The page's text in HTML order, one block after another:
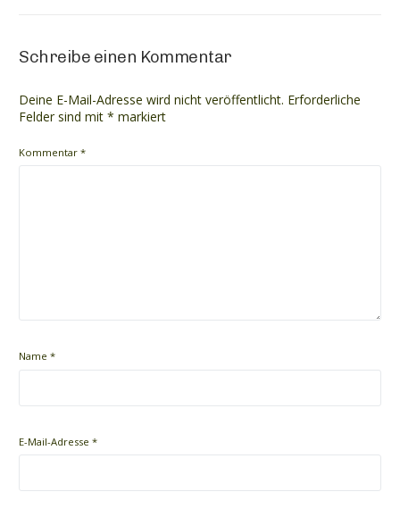
Schreibe einen Kommentar
Deine E-Mail-Adresse wird nicht veröffentlicht. Erforderliche
Felder sind mit* markiert
Kommentar*
Name*
E-Mail-Adresse*